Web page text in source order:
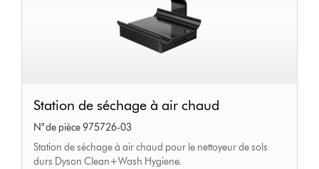
de
séchage
à
Station de séchage à air chaud
N° de pièce 975726-03
Station de séchage à air chaud pour le nettoyeur de sols
durs Dyson Clean+Wash Hygiene.